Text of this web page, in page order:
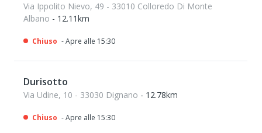
Via Ippolito Nievo, 49 - 33010 Colloredo Di Monte
Albano - 12.11km
Chiuso - Apre alle 15:30
Durisotto
Via Udine, 10 - 33030 Dignano - 12.78km
Chiuso - Apre alle 15:30